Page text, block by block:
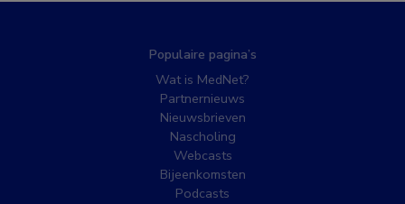
Populaire pagina’s
Wat is MedNet?
Partnernieuws
Nieuwsbrieven
Nascholing
Webcasts
Bijeenkomsten
Podcasts